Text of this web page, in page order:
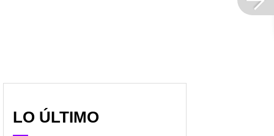
que coquetee con
compañeras de Caracol
LO ÚLTIMO